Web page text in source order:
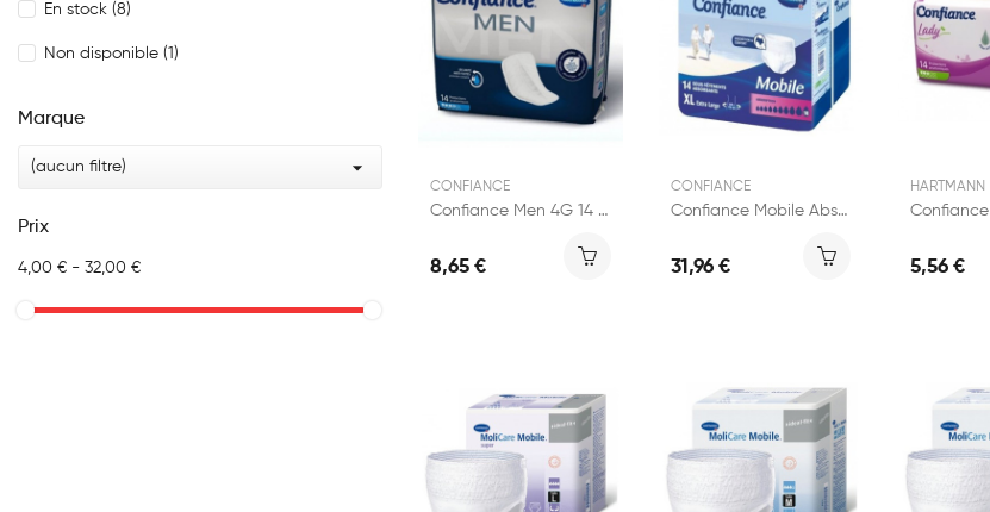
En stock (8)
Non disponible (1)
Marque
(aucun filtre) 
Prix
4,00 € - 32,00 €
CONFIANCE
Confiance Men 4G 14 protections
8,65 €
CONFIANCE
Confiance Mobile Absorption 10 Taille XL 14 pièces
31,96 €
HARTMANN
5,56 €